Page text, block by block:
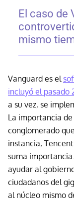
El caso de
mismo
Vanguard es el
incluyó el pasado
a su vez, se
La importancia
conglomerado
instancia,
suma
ayudar al
ciudadanos del
al núcleo mismo